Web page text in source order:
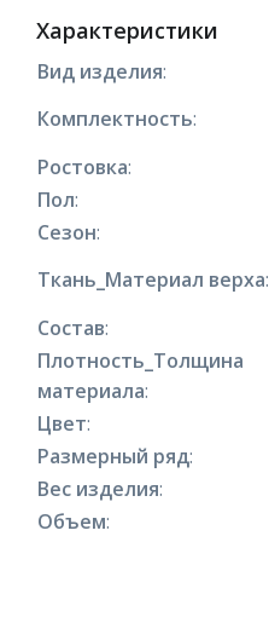
Характеристики
Вид изделия:
Комплектность:
Ростовка:
Пол:
Сезон:
Ткань_Материал верха:
Состав:
Плотность_Толщина
материала:
Цвет:
Размерный ряд:
Вес изделия:
Объем: